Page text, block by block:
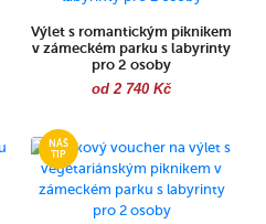
Výlet s romantickým piknikem
v zámeckém parku s labyrinty
pro 2 osoby
od 2 740 Kč